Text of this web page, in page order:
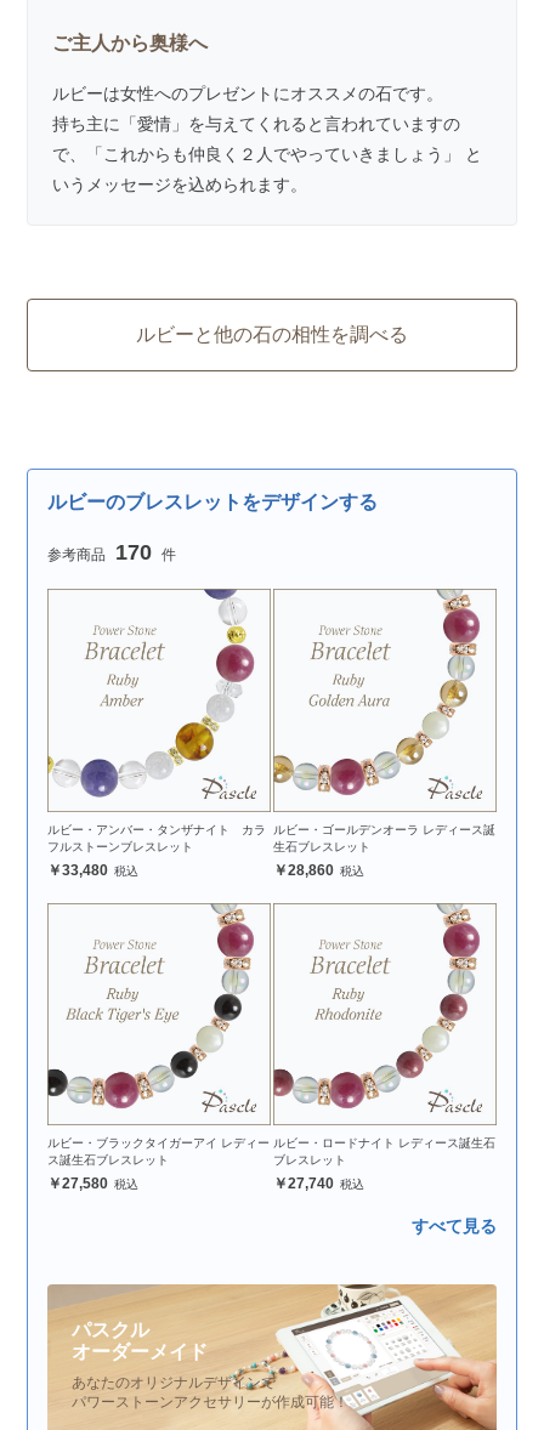
ご主人から奥様へ
ルビーは女性へのプレゼントにオススメの石です。
持ち主に「愛情」を与えてくれると言われていますの
で、「これからも仲良く２人でやっていきましょう」 と
いうメッセージを込められます。
ルビーと他の石の相性を調べる
ルビーのブレスレットをデザインする
170
ルビー・アンバー・タンザナイト カラ
フルストーンブレスレット
33,480
ルビー・ゴールデンオーラ レディース誕
生石ブレスレット
28,860
ルビー・ブラックタイガーアイ レディー
ス誕生石ブレスレット
27,580
ルビー・ロードナイト レディース誕生石
ブレスレット
27,740
すべて見る
パスクル
オーダーメイド
あなたのオリジナルデザインで
パワーストーンアクセサリーが作成可能！